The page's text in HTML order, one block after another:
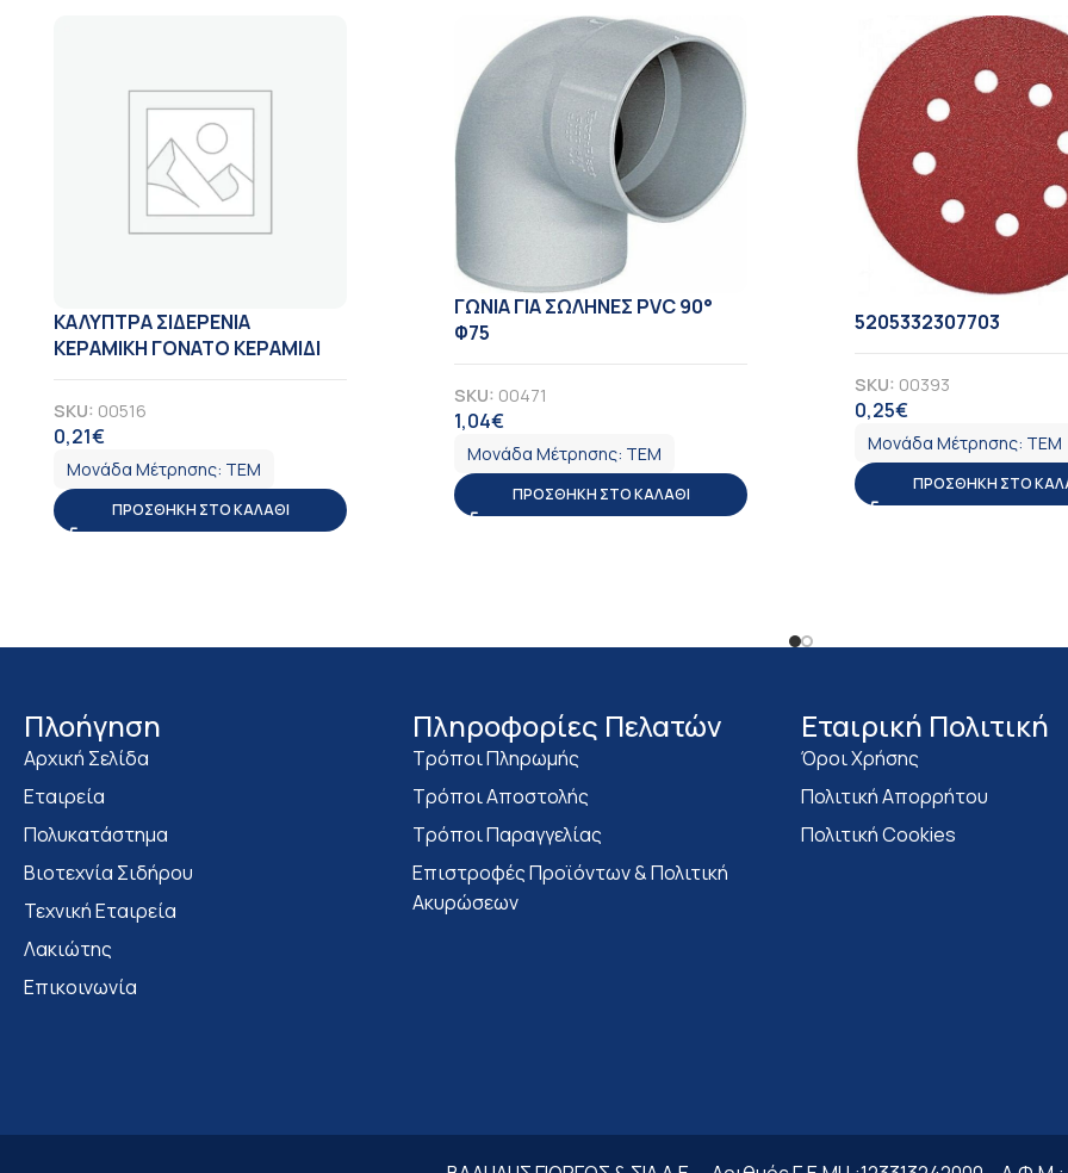
ΚΑΛΥΠΤΡΑ ΣΙΔΕΡΕΝΙΑ
ΚΕΡΑΜΙΚΗ ΓΟΝΑΤΟ ΚΕΡΑΜΙΔΙ
SKU: 00516
0,21€
Μονάδα Μέτρησης: ΤΕΜ
ΠΡΟΣΘΉΚΗ ΣΤΟ ΚΑΛΆΘΙ
ΓΩΝΙΑ ΓΙΑ ΣΩΛΗΝΕΣ PVC 90°
Φ75
SKU: 00471
1,04€
Μονάδα Μέτρησης: ΤΕΜ
ΠΡΟΣΘΉΚΗ ΣΤΟ ΚΑΛΆΘΙ
5205332307703
SKU: 00393
0,25€
Μονάδα Μέτρησης: ΤΕΜ
ΠΡΟΣΘΉΚΗ ΣΤΟ
Πλοήγηση
Αρχική Σελίδα
Εταιρεία
Πολυκατάστημα
Bιοτεχνία Σιδήρου
Τεχνική Εταιρεία
Λακιώτης
Επικοινωνία
Πληροφορίες Πελατών
Τρόποι Πληρωμής
Τρόποι Αποστολής
Τρόποι Παραγγελίας
Επιστροφές Προϊόντων & Πολιτική
Ακυρώσεων
Eταιρική Πολιτική
Όροι Χρήσης
Πολιτική Απορρήτου
Πολιτική Cookies